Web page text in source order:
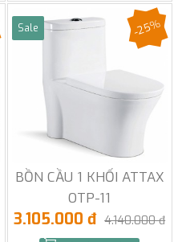
Sale
BỒN CẦU 1 KHỐI ATTAX
OTP-11
-25%
3.105.000 đ 4.140.000 đ